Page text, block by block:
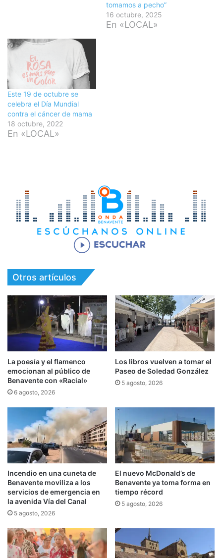
tomamos a pecho”
16 octubre, 2025
En «LOCAL»
Este 19 de octubre se
celebra el Día Mundial
contra el cáncer de mama
18 octubre, 2022
En «LOCAL»
Otros artículos
La poesía y el flamenco
emocionan al público de
Benavente con «Racial»
6 agosto, 2026
Los libros vuelven a tomar el
Paseo de Soledad González
5 agosto, 2026
Incendio en una cuneta de
Benavente moviliza a los
servicios de emergencia en
la avenida Vía del Canal
5 agosto, 2026
El nuevo McDonald’s de
Benavente ya toma forma en
tiempo récord
5 agosto, 2026